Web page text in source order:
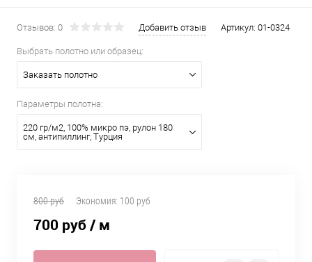
Отзывов: 0 Добавить отзыв Артикул: 01-0324
Выбрать полотно или образец:
Заказать полотно
Параметры полотна:
220 гр/м2, 100% микро пэ, рулон 180
см, антипиллинг, Турция
800 руб Экономия: 100 руб
700 руб/ м